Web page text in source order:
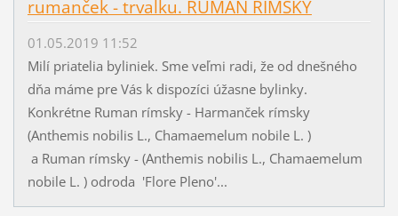
rumanček - trvalku. RUMAN RÍMSKY
01.05.2019 11:52
Milí priatelia byliniek. Sme veľmi radi, že od dnešného
dňa máme pre Vás k dispozíci úžasne bylinky.
Konkrétne Ruman rímsky - Harmanček rímsky
(Anthemis nobilis L., Chamaemelum nobile L. )
a Ruman rímsky - (Anthemis nobilis L., Chamaemelum
nobile L. ) odroda 'Flore Pleno'...